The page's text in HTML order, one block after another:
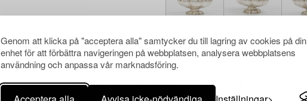
Genom att klicka på "acceptera alla" samtycker du till lagring av cookies på din
enhet för att förbättra navigeringen på webbplatsen, analysera webbplatsens
användning och anpassa vår marknadsföring.
Andra har även tittat på